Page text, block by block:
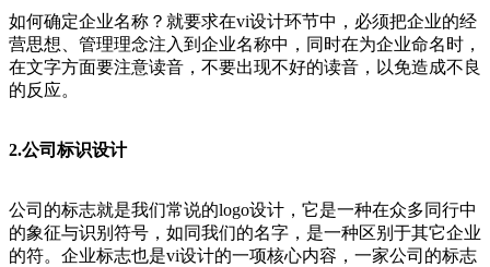
如何确定企业名称？就要求在vi设计环节中，必须把企业的经
营思想、管理理念注入到企业名称中，同时在为企业命名时，
在文字方面要注意读音，不要出现不好的读音，以免造成不良
的反应。
2.公司标识设计
公司的标志就是我们常说的logo设计，它是一种在众多同行中
的象征与识别符号，如同我们的名字，是一种区别于其它企业
的符。企业标志也是vi设计的一项核心内容，一家公司的标志